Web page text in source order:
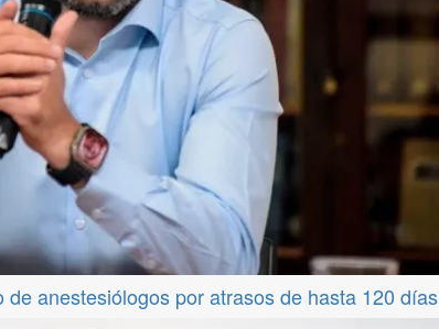
anestesiólogos por atrasos de hasta 120 días